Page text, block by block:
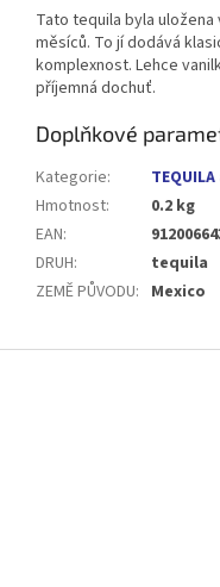
Tato tequila byla
měsíců. To jí dodává
komplexnost. Lehce
příjemná dochuť.
Doplňkové
Kategorie:
TEQUILA
Hmotnost:
0.2 kg
EAN:
DRUH:
tequila
ZEMĚ PŮVODU: Mexico